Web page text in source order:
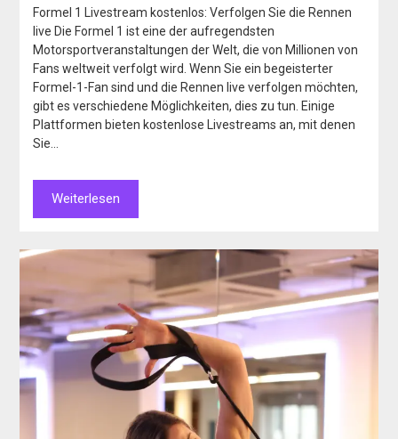
Formel 1 Livestream kostenlos: Verfolgen Sie die Rennen
live Die Formel 1 ist eine der aufregendsten
Motorsportveranstaltungen der Welt, die von Millionen von
Fans weltweit verfolgt wird. Wenn Sie ein begeisterter
Formel-1-Fan sind und die Rennen live verfolgen möchten,
gibt es verschiedene Möglichkeiten, dies zu tun. Einige
Plattformen bieten kostenlose Livestreams an, mit denen
Sie…
Weiterlesen